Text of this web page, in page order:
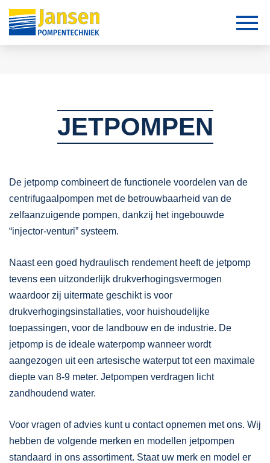
JETPOMPEN
De jetpomp combineert de functionele voordelen van de
centrifugaalpompen met de betrouwbaarheid van de
zelfaanzuigende pompen, dankzij het ingebouwde
“injector-venturi” systeem.
Naast een goed hydraulisch rendement heeft de jetpomp
tevens een uitzonderlijk drukverhogingsvermogen
waardoor zij uitermate geschikt is voor
drukverhogingsinstallaties, voor huishoudelijke
toepassingen, voor de landbouw en de industrie. De
jetpomp is de ideale waterpomp wanneer wordt
aangezogen uit een artesische waterput tot een maximale
diepte van 8-9 meter. Jetpompen verdragen licht
zandhoudend water.
Voor vragen of advies kunt u contact opnemen met ons. Wij
hebben de volgende merken en modellen jetpompen
standaard in ons assortiment. Staat uw merk en model er